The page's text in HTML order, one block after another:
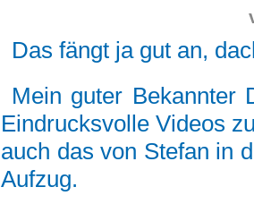
Das fängt ja gut an,
Mein guter Bekannter
Eindrucksvolle Videos
auch das von Stefan in
Aufzug.